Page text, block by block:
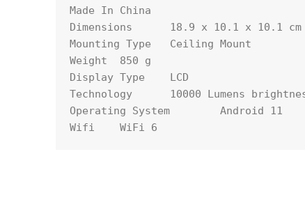
Made In	China
Dimensions	18.9 x 10.1 x 10.1 cm
Mounting Type	Ceiling Mount
Weight	850 g
Display Type	LCD
Technology	10000 Lumens brightness
Operating System	Android 11
Wifi	WiFi 6